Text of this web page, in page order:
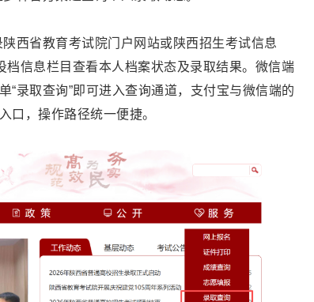
西省教育考试院门户网站或陕西招生考试信息
档信息栏目查看本人档案状态及录取结果。微信端
“录取查询”即可进入查询通道，支付宝与微信端的
口，操作路径统一便捷。